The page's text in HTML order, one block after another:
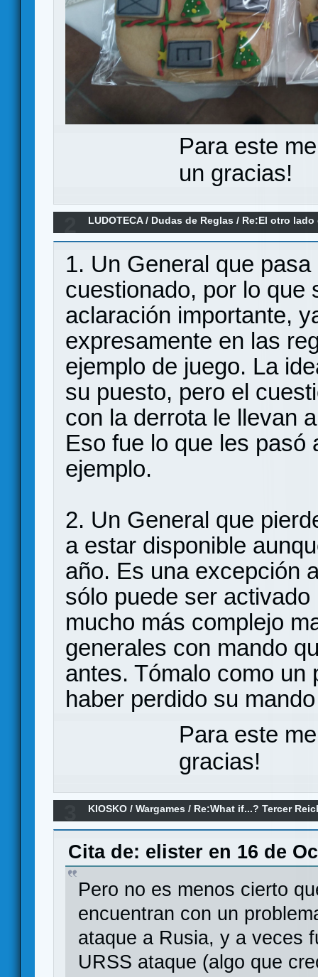
Para este
un gracias!
LUDOTECA/ Dudas de Reglas / Re:El otro
1. Un General que
cuestionado, por lo que
aclaración importante,
expresamente en las
ejemplo de juego. La
su puesto, pero el
con la derrota le llevan
Eso fue lo que les pasó
ejemplo.
2. Un General que
a estar disponible
año. Es una excepción
sólo puede ser
mucho más complejo
generales con mando
antes. Tómalo como un
haber perdido su
Para este
gracias!
KIOSKO /Wargames / Re:What if...? Tercer
Cita de: elister en 16 de
Pero no es menos cierto
encuentran con un
ataque a Rusia, y a veces
URSS ataque (algo que